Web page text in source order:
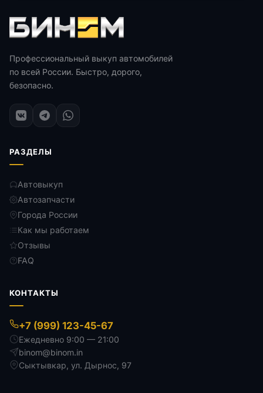
Профессиональный выкуп автомобилей
по всей России. Быстро, дорого,
безопасно.
РАЗДЕЛЫ
Автовыкуп
Автозапчасти
Города России
Как мы работаем
Отзывы
FAQ
КОНТАКТЫ
+7 (999) 123-45-67
Ежедневно 9:00 — 21:00
binom@binom.in
Сыктывкар, ул. Дырнос, 97